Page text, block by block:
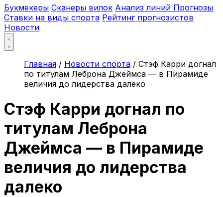
Букмекеры Сканеры вилок Анализ линий Прогнозы
Ставки на виды спорта Рейтинг прогнозистов
Новости
Главная / Новости спорта / Стэф Карри догнал
по титулам Леброна Джеймса — в Пирамиде
величия до лидерства далеко
Стэф Карри догнал по
титулам Леброна
Джеймса — в Пирамиде
величия до лидерства
далеко